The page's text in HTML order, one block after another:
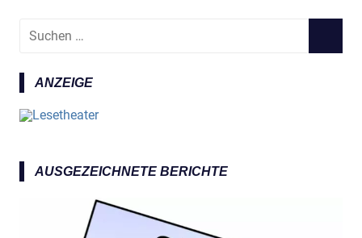
c
h
e
ANZEIGE
AUSGEZEICHNETE BERICHTE